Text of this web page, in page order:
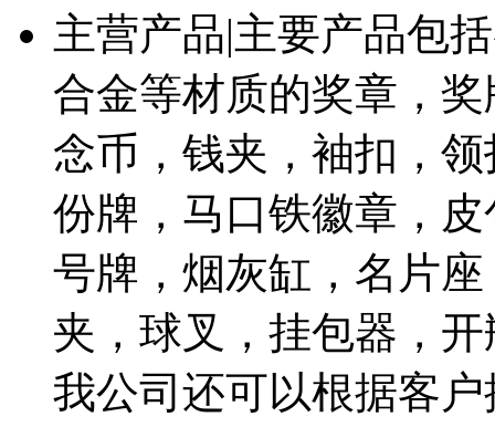
主营产品|主要产品包
合金等材质的奖章，
念币，钱夹，袖扣，
份牌，马口铁徽章，
号牌，烟灰缸，名片
夹，球叉，挂包器，
我公司还可以根据客